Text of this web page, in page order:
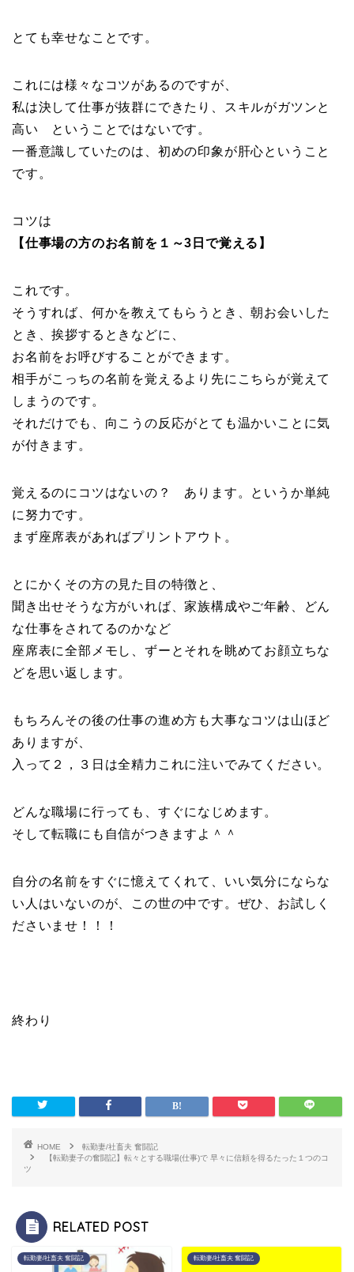
とても幸せなことです。
これには様々なコツがあるのですが、
私は決して仕事が抜群にできたり、スキルがガツンと
高い ということではないです。
一番意識していたのは、初めの印象が肝心ということ
です。
コツは
【仕事場の方のお名前を１～3日で覚える】
これです。
そうすれば、何かを教えてもらうとき、朝お会いした
とき、挨拶するときなどに、
お名前をお呼びすることができます。
相手がこっちの名前を覚えるより先にこちらが覚えて
しまうのです。
それだけでも、向こうの反応がとても温かいことに気
が付きます。
覚えるのにコツはないの？ あります。というか単純
に努力です。
まず座席表があればプリントアウト。
とにかくその方の見た目の特徴と、
聞き出せそうな方がいれば、家族構成やご年齢、どん
な仕事をされてるのかなど
座席表に全部メモし、ずーとそれを眺めてお顔立ちな
どを思い返します。
もちろんその後の仕事の進め方も大事なコツは山ほど
ありますが、
入って２，３日は全精力これに注いでみてください。
どんな職場に行っても、すぐになじめます。
そして転職にも自信がつきますよ＾＾
自分の名前をすぐに憶えてくれて、いい気分にならな
い人はいないのが、この世の中です。ぜひ、お試しく
ださいませ！！！
終わり
HOME
転勤妻/社畜夫 奮闘記
【転勤妻子の奮闘記】転々とする職場(仕事)で 早々に信頼を得るたった１つのコ
ツ
RELATED POST
転勤妻/社畜夫 奮闘記 転勤妻/社畜夫 奮闘記